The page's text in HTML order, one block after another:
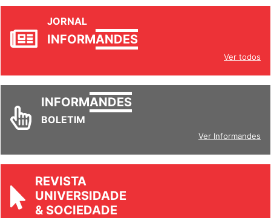
JORNAL
INFORMANDES
Ver todos
INFORMANDES
BOLETIM
Ver Informandes
REVISTA
UNIVERSIDADE
& SOCIEDADE